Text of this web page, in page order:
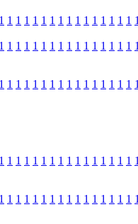
1 1 1 1 1 1 1 1 1 1 1 1 1 1 1 1 1
1 1 1 1 1 1 1 1 1 1 1 1 1 1 1 1 1
1 1 1 1 1 1 1 1 1 1 1 1 1 1 1 1 1
1 1 1 1 1 1 1 1 1 1 1 1 1 1 1 1 1
1 1 1 1 1 1 1 1 1 1 1 1 1 1 1 1 1